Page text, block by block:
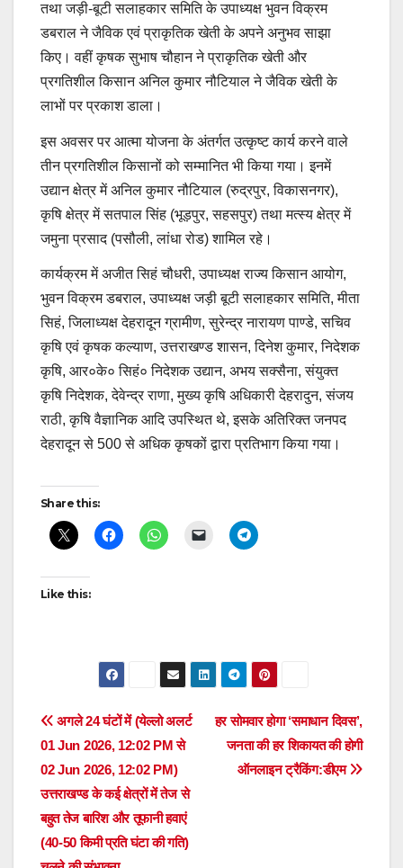
तथा जड़ी-बूटी सलाहकार समिति के उपाध्यक्ष भुवन विक्रम
डबराल ने जैविक एवं प्राकृतिक खेती के अपने अनुभव साझा
किए। वहीं कृषक सुभाष चौहान ने प्राकृतिक खेती और
प्रगतिशील किसान अनिल कुमार नौटियाल ने जैविक खेती के
लाभों पर प्रकाश डाला।
इस अवसर पर आत्मा योजना के अंतर्गत उत्कृष्ट कार्य करने वाले
तीन प्रगतिशील किसानों को सम्मानित भी किया गया। इनमें
उद्यान क्षेत्र में अनिल कुमार नौटियाल (रुद्रपुर, विकासनगर),
कृषि क्षेत्र में सतपाल सिंह (भूड़पुर, सहसपुर) तथा मत्स्य क्षेत्र में
जमुना प्रसाद (पसौली, लांधा रोड) शामिल रहे।
कार्यक्रम में अजीत सिहं चौधरी, उपाध्यक्ष राज्य किसान आयोग,
भुवन विक्रम डबराल, उपाध्यक्ष जड़ी बूटी सलाहकार समिति, मीता
सिहं, जिलाध्यक्ष देहरादून ग्रामीण, सुरेन्द्र नारायण पाण्डे, सचिव
कृषि एवं कृषक कल्याण, उत्तराखण्ड शासन, दिनेश कुमार, निदेशक
कृषि, आर०के० सिहं० निदेशक उद्यान, अभय सक्सैना, संयुक्त
कृषि निदेशक, देवेन्द्र राणा, मुख्य कृषि अधिकारी देहरादुन, संजय
राठी, कृषि वैज्ञानिक आदि उपस्थित थे, इसके अतिरिक्त जनपद
देहरादून से 500 से अधिक कृषकों द्वारा प्रतिभाग किया गया।
Post
navigation
Share this:
Like this:
Post
navigation
हर सोमवार होगा ‘समाधान दिवस’,
जनता की हर शिकायत की होगी
ऑनलाइन ट्रैकिंग:डीएम
अगले 24 घंटों में (येल्लो अलर्ट
01 Jun 2026, 12:02 PM से
02 Jun 2026, 12:02 PM)
उत्तराखण्ड के कई क्षेत्रों में तेज से
बहुत तेज बारिश और तूफानी हवाएं
(40-50 किमी प्रति घंटा की गति)